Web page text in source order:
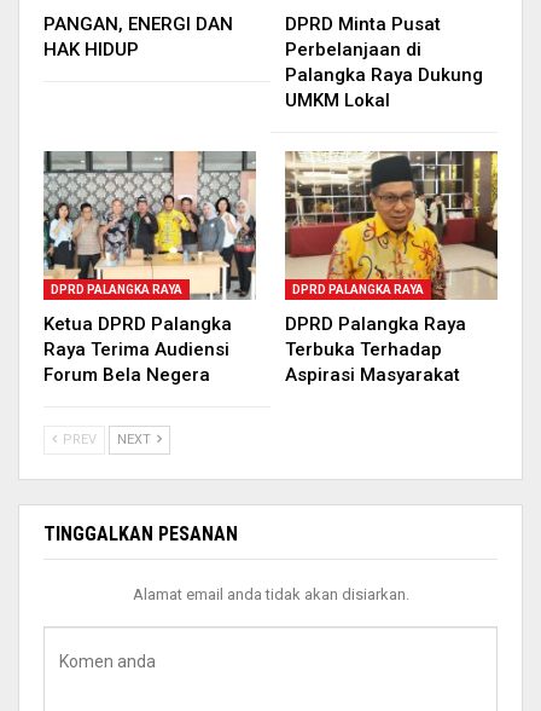
PANGAN, ENERGI DAN
HAK HIDUP
DPRD Minta Pusat
Perbelanjaan di
Palangka Raya Dukung
UMKM Lokal
DPRD PALANGKA RAYA
Ketua DPRD Palangka
Raya Terima Audiensi
Forum Bela Negera
DPRD PALANGKA RAYA
DPRD Palangka Raya
Terbuka Terhadap
Aspirasi Masyarakat
PREV NEXT
TINGGALKAN PESANAN
Alamat email anda tidak akan disiarkan.